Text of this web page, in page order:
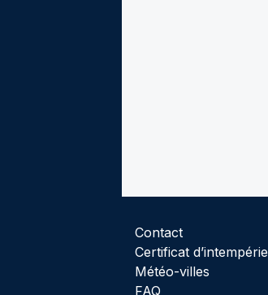
Contact
Certificat d’intempérie
Météo-villes
FAQ